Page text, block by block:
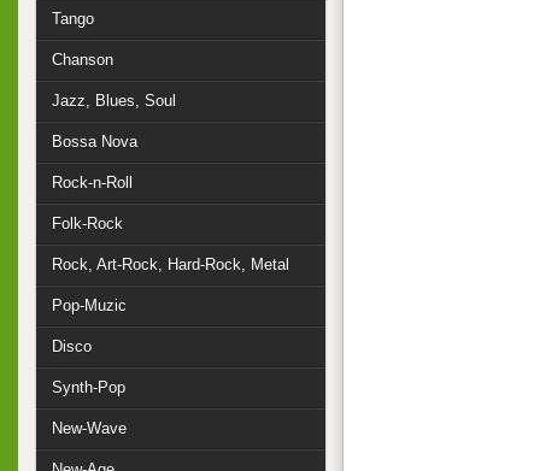
Tango
Chanson
Jazz, Blues, Soul
Bossa Nova
Rock-n-Roll
Folk-Rock
Rock, Art-Rock, Hard-Rock, Metal
Pop-Muzic
Disco
Synth-Pop
New-Wave